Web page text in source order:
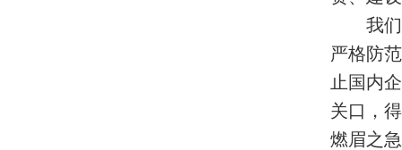
我
严格防
止国内
关口，
燃眉之